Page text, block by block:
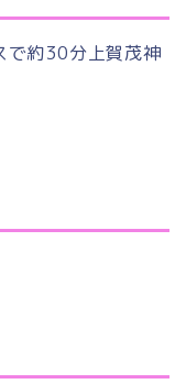
で約30分上賀茂神